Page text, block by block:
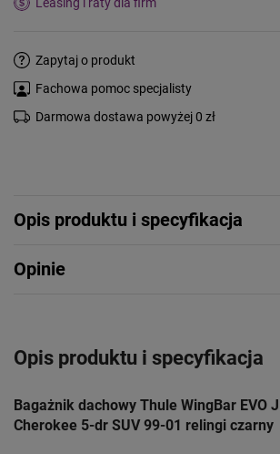
Zapytaj o produkt
Fachowa pomoc specjalisty
Darmowa dostawa powyżej 0 zł
Opis produktu i specyfikacja
Opinie
Opis produktu i specyfikacja
Bagażnik dachowy Thule WingBar EVO
Cherokee 5-dr SUV 99-01 relingi czarny